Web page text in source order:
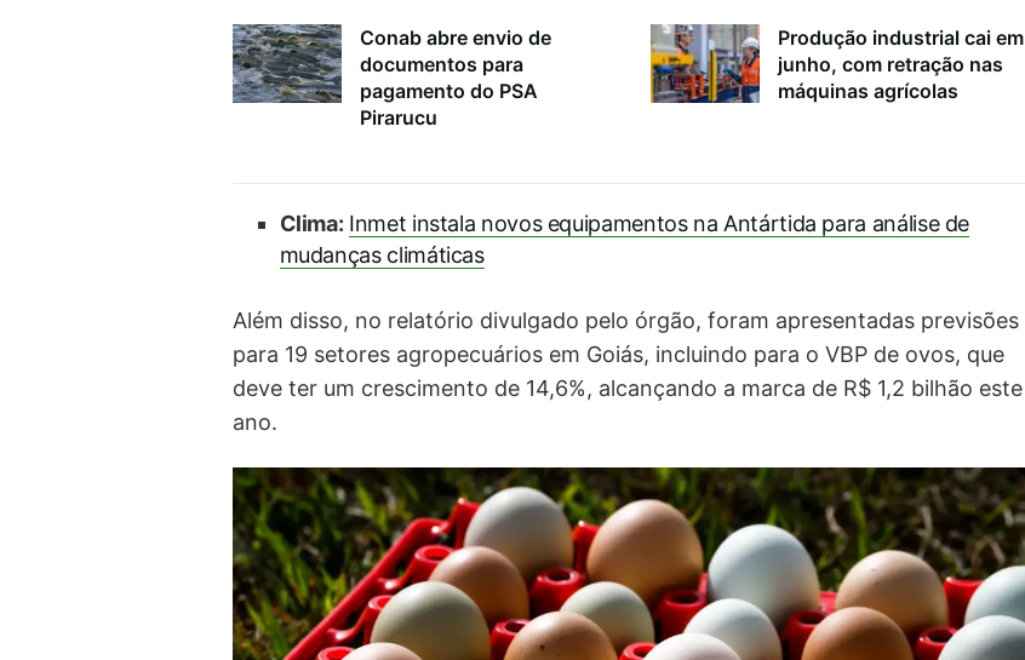
Conab abre envio de
documentos para
pagamento do PSA
Pirarucu
Produção industrial cai em
junho, com retração nas
máquinas agrícolas
Clima: Inmet instala novos equipamentos na Antártida para análise de
mudanças climáticas
Além disso, no relatório divulgado pelo órgão, foram apresentadas previsões
para 19 setores agropecuários em Goiás, incluindo para o VBP de ovos, que
deve ter um crescimento de 14,6%, alcançando a marca de R$ 1,2 bilhão este
ano.